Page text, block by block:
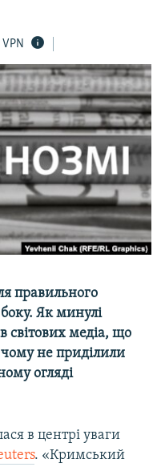
правильного
Як минулі
світових медіа, що
чому не приділили
огляді
в центрі уваги
. «Кримський